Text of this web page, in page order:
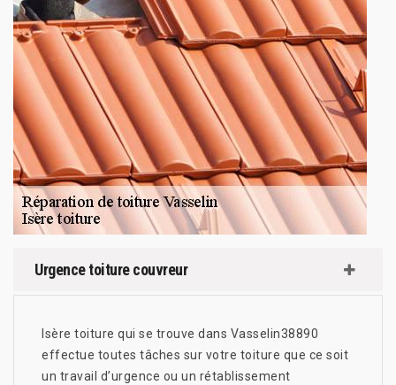
Urgence toiture couvreur
Isère toiture qui se trouve dans Vasselin38890
effectue toutes tâches sur votre toiture que ce soit
un travail d’urgence ou un rétablissement